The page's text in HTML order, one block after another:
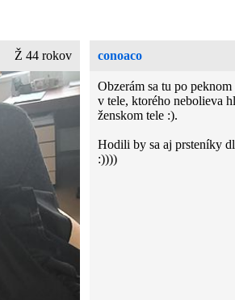
Ž 44 rokov conoaco
Obzerám sa tu po
v tele, ktorého nebolieva
ženskom tele :).
Hodili by sa aj prsteníky
:))))